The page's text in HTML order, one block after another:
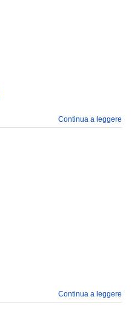
Continua a leggere
Continua a leggere